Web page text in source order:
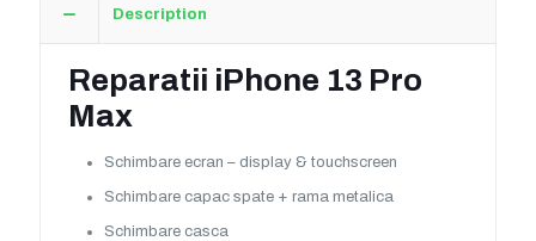
Description
Reparatii iPhone 13 Pro
Max
Schimbare ecran – display & touchscreen
Schimbare capac spate + rama metalica
Schimbare casca